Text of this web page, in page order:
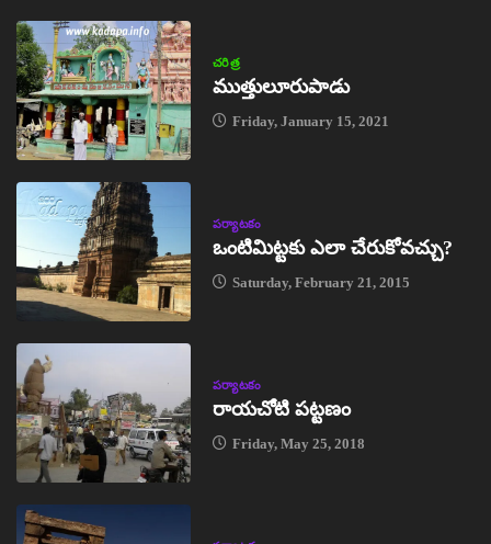
చరిత్ర
ముత్తులూరుపాడు
Friday, January 15, 2021
పర్యాటకం
ఒంటిమిట్టకు ఎలా చేరుకోవచ్చు?
Saturday, February 21, 2015
పర్యాటకం
రాయచోటి పట్టణం
Friday, May 25, 2018